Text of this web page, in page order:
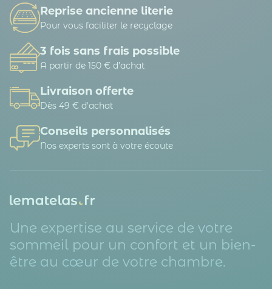
Reprise ancienne literie
Pour vous faciliter le recyclage
3 fois sans frais possible
A partir de 150 € d’achat
Livraison offerte
Dès 49 € d'achat
Conseils personnalisés
Nos experts sont à votre écoute
Une expertise au service de votre
sommeil pour un confort et un bien-
être au cœur de votre chambre.